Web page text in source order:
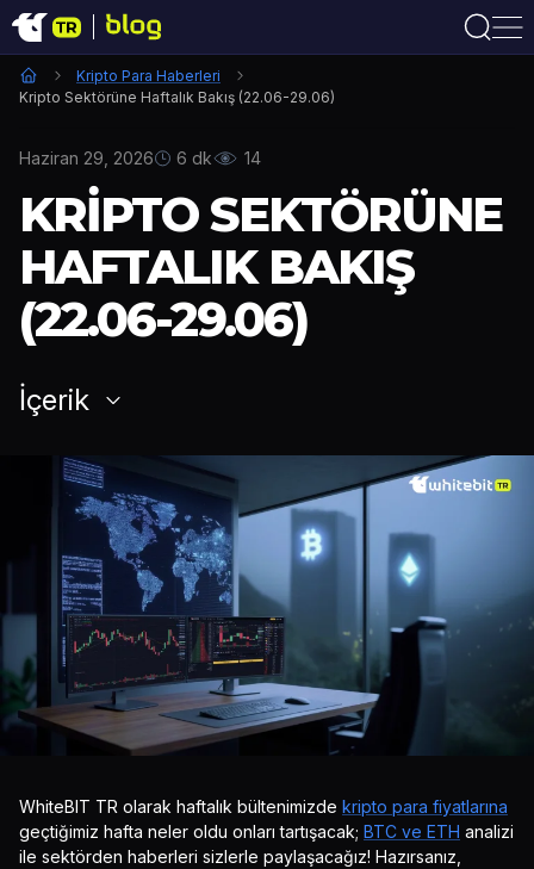
Kripto Para Haberleri
Kripto Sektörüne Haftalık Bakış (22.06-29.06)
Haziran 29, 2026 6 dk 14
KRIPTO SEKTÖRÜNE
HAFTALIK BAKIŞ
(22.06-29.06)
İçerik
WhiteBIT TR olarak haftalık bültenimizde kripto para fiyatlarına
geçtiğimiz hafta neler oldu onları tartışacak; BTC ve ETH analizi
ile sektörden haberleri sizlerle paylaşacağız! Hazırsanız,